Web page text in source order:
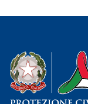
Dipartimento